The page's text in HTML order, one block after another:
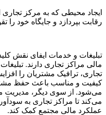
ایجاد محیطی که به مرکز تجاری
رقابت بپردازد و جایگاه خود را
تبلیغات و خدمات ایفای نقش
مالی مراکز تجاری دارند.
تجاری، ترافیک مشتریان را
کیفیت و مناسب باعث حفظ
می‌شود. از سوی دیگر، مدیریت
می‌کند تا مراکز تجاری به
عملکرد مالی مجتمع کمک کند.